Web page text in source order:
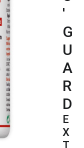
'
G
U
A
R
D
E
X
T